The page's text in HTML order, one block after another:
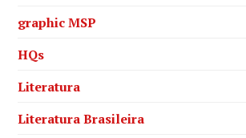
graphic MSP
HQs
Literatura
Literatura Brasileira